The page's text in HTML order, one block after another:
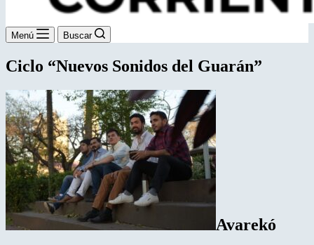
Menú Buscar
Ciclo “Nuevos Sonidos del Guarán”
Avarekó